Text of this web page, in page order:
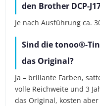
den Brother DCP-
Je nach Ausführung ca.
Sind die tonoo®-
das Original?
Ja – brillante Farben,
volle Reichweite und 3
das Original, kosten